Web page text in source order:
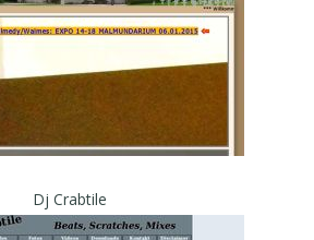
Dj Crabtile